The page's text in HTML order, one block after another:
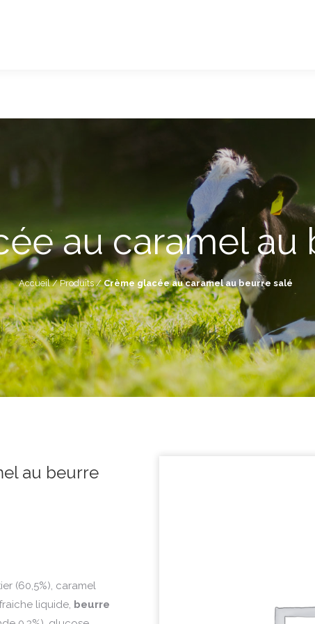
au caramel au
Accueil/Produits/Crème glacée au caramel au beurre salé
au beurre
(60,5%), caramel
fraiche liquide, beurre